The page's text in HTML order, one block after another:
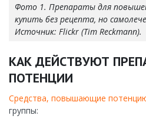
Фото 1. Препараты для
купить без рецепта, но
Источник: Flickr (Tim Reckmann).
КАК ДЕЙСТВУЮТ
ПОТЕНЦИИ
Средства, повышающие
группы: